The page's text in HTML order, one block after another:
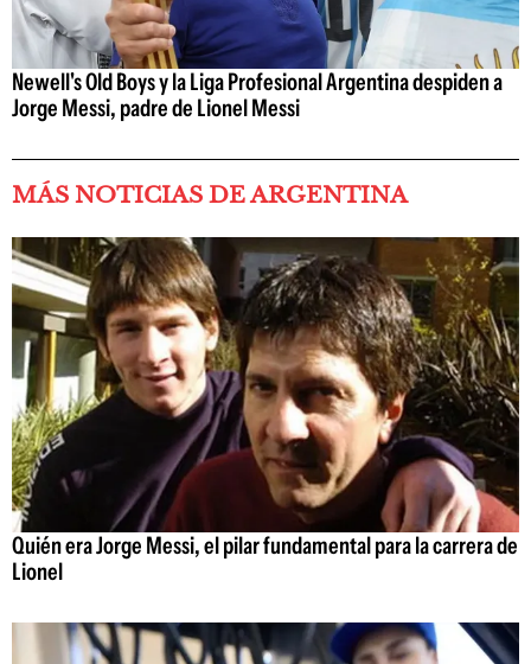
Newell's Old Boys y la Liga Profesional Argentina despiden a
Jorge Messi, padre de Lionel Messi
MÁS NOTICIAS DE ARGENTINA
Quién era Jorge Messi, el pilar fundamental para la carrera de
Lionel